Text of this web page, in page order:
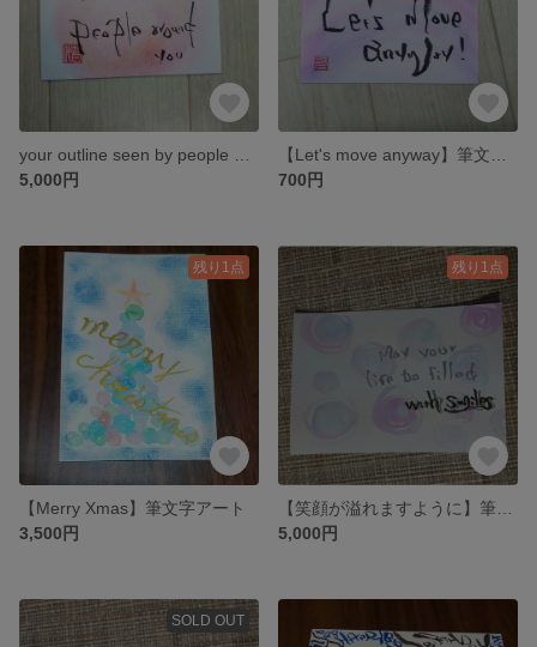
5,000円
700円
残り1点
【Merry Xmas】筆文字アート
3,500円
残り1点
5,000円
SOLD OUT